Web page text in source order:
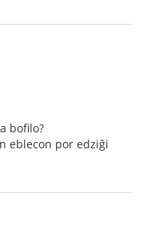
bofilo?
eblecon por edziĝi